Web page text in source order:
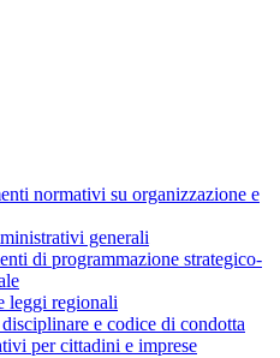
normativi su organizzazione e
generali
di programmazione strategico-
leggi regionali
e codice di condotta
per cittadini e imprese